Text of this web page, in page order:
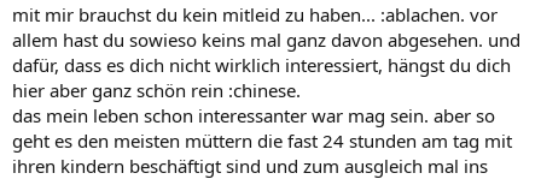
mit mir brauchst du kein mitleid zu haben... :ablachen. vor
allem hast du sowieso keins mal ganz davon abgesehen. und
dafür, dass es dich nicht wirklich interessiert, hängst du dich
hier aber ganz schön rein :chinese.
das mein leben schon interessanter war mag sein. aber so
geht es den meisten müttern die fast 24 stunden am tag mit
ihren kindern beschäftigt sind und zum ausgleich mal ins